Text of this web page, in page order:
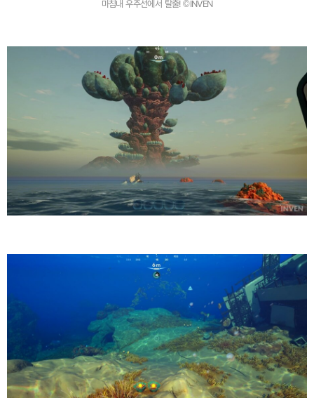
마침내 우주선에서 탈출! ©INVEN